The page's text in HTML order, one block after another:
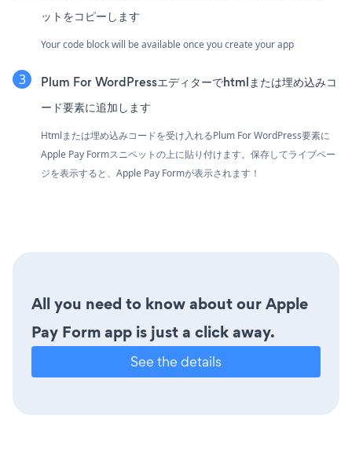
ットをコピーします
Your code block will be available once you create your app
Plum For WordPressエディターでhtmlまたは埋め込みコ
ード要素に追加します
Htmlまたは埋め込みコードを受け入れるPlum For WordPress要素に
Apple Pay Formスニペットの上に貼り付けます。保存してライブペー
ジを表示すると、Apple Pay Formが表示されます！
All you need to know about our Apple
Pay Form app is just a click away.
See the details